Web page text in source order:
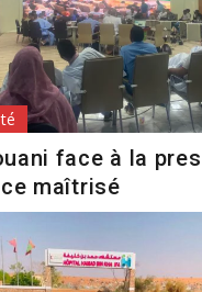
face à la
maîtrisé